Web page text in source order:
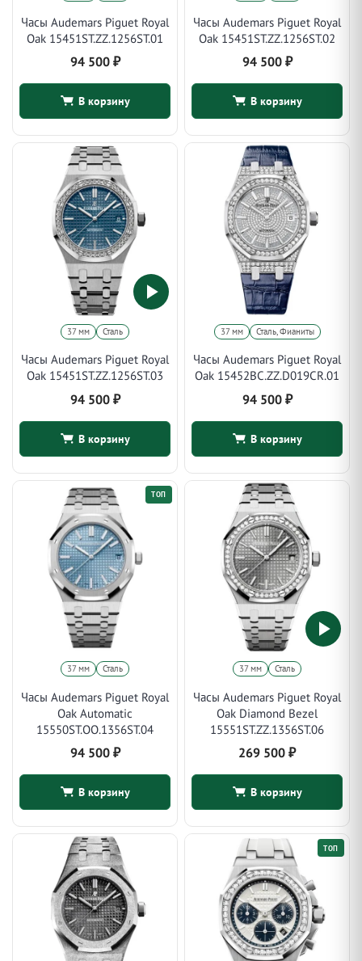
Часы Audemars Piguet Royal
Oak 15451ST.ZZ.1256ST.01
94 500 ₽
В корзину
Часы Audemars Piguet Royal
Oak 15451ST.ZZ.1256ST.02
94 500 ₽
В корзину
37 мм Сталь
Часы Audemars Piguet Royal
Oak 15451ST.ZZ.1256ST.03
94 500 ₽
В корзину
37 мм Сталь, Фианиты
Часы Audemars Piguet Royal
Oak 15452BC.ZZ.D019CR.01
94 500 ₽
В корзину
ТОП
37 мм Сталь
Часы Audemars Piguet Royal
Oak Automatic
15550ST.OO.1356ST.04
94 500 ₽
В корзину
37 мм Сталь
Часы Audemars Piguet Royal
Oak Diamond Bezel
15551ST.ZZ.1356ST.06
269 500 ₽
В корзину
ТОП